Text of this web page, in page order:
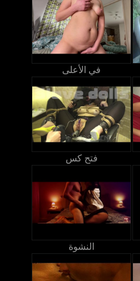
في الأعلى
فتح كس
النشوة